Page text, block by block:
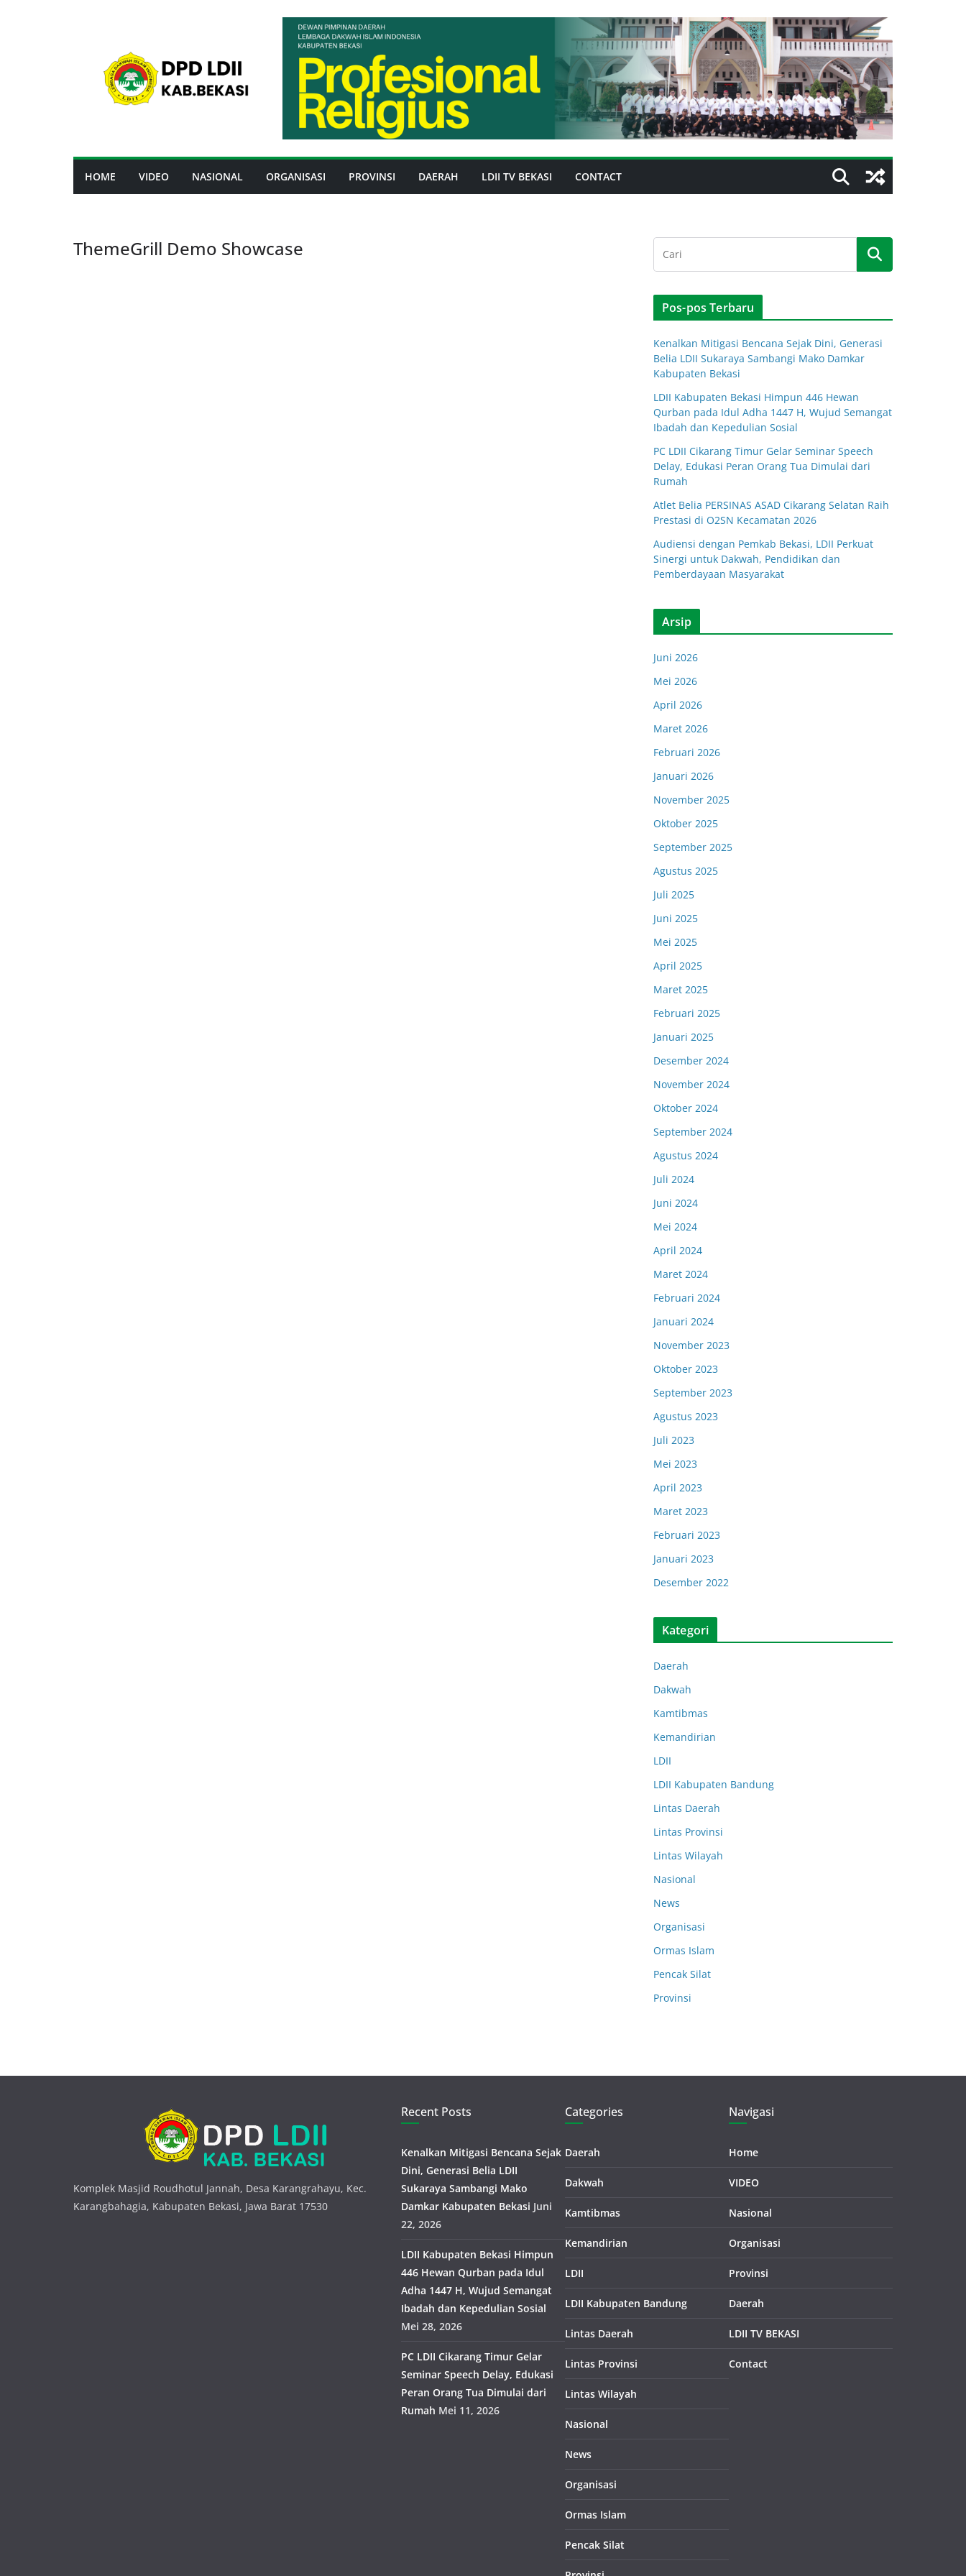
HOME VIDEO NASIONAL ORGANISASI PROVINSI DAERAH LDII TV BEKASI CONTACT
ThemeGrill Demo Showcase
Pos-pos Terbaru
Kenalkan Mitigasi Bencana Sejak Dini, Generasi
Belia LDII Sukaraya Sambangi Mako Damkar
Kabupaten Bekasi
LDII Kabupaten Bekasi Himpun 446 Hewan
Qurban pada Idul Adha 1447 H, Wujud Semangat
Ibadah dan Kepedulian Sosial
PC LDII Cikarang Timur Gelar Seminar Speech
Delay, Edukasi Peran Orang Tua Dimulai dari
Rumah
Atlet Belia PERSINAS ASAD Cikarang Selatan Raih
Prestasi di O2SN Kecamatan 2026
Audiensi dengan Pemkab Bekasi, LDII Perkuat
Sinergi untuk Dakwah, Pendidikan dan
Pemberdayaan Masyarakat
Arsip
Juni 2026
Mei 2026
April 2026
Maret 2026
Februari 2026
Januari 2026
November 2025
Oktober 2025
September 2025
Agustus 2025
Juli 2025
Juni 2025
Mei 2025
April 2025
Maret 2025
Februari 2025
Januari 2025
Desember 2024
November 2024
Oktober 2024
September 2024
Agustus 2024
Juli 2024
Juni 2024
Mei 2024
April 2024
Maret 2024
Februari 2024
Januari 2024
November 2023
Oktober 2023
September 2023
Agustus 2023
Juli 2023
Mei 2023
April 2023
Maret 2023
Februari 2023
Januari 2023
Desember 2022
Kategori
Daerah
Dakwah
Kamtibmas
Kemandirian
LDII
LDII Kabupaten Bandung
Lintas Daerah
Lintas Provinsi
Lintas Wilayah
Nasional
News
Organisasi
Ormas Islam
Pencak Silat
Provinsi
Komplek Masjid Roudhotul Jannah, Desa Karangrahayu, Kec.
Karangbahagia, Kabupaten Bekasi, Jawa Barat 17530
Recent Posts
Kenalkan Mitigasi Bencana Sejak
Dini, Generasi Belia LDII
Sukaraya Sambangi Mako
Damkar Kabupaten Bekasi Juni
22, 2026
LDII Kabupaten Bekasi Himpun
446 Hewan Qurban pada Idul
Adha 1447 H, Wujud Semangat
Ibadah dan Kepedulian Sosial
Mei 28, 2026
PC LDII Cikarang Timur Gelar
Seminar Speech Delay, Edukasi
Peran Orang Tua Dimulai dari
Rumah Mei 11, 2026
Categories
Daerah
Dakwah
Kamtibmas
Kemandirian
LDII
LDII Kabupaten Bandung
Lintas Daerah
Lintas Provinsi
Lintas Wilayah
Nasional
News
Organisasi
Ormas Islam
Pencak Silat
Navigasi
Home
VIDEO
Nasional
Organisasi
Provinsi
Daerah
LDII TV BEKASI
Contact